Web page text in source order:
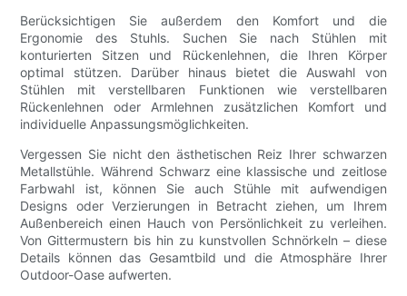
Berücksichtigen Sie außerdem den Komfort und die
Ergonomie des Stuhls. Suchen Sie nach Stühlen mit
konturierten Sitzen und Rückenlehnen, die Ihren Körper
optimal stützen. Darüber hinaus bietet die Auswahl von
Stühlen mit verstellbaren Funktionen wie verstellbaren
Rückenlehnen oder Armlehnen zusätzlichen Komfort und
individuelle Anpassungsmöglichkeiten.
Vergessen Sie nicht den ästhetischen Reiz Ihrer schwarzen
Metallstühle. Während Schwarz eine klassische und zeitlose
Farbwahl ist, können Sie auch Stühle mit aufwendigen
Designs oder Verzierungen in Betracht ziehen, um Ihrem
Außenbereich einen Hauch von Persönlichkeit zu verleihen.
Von Gittermustern bis hin zu kunstvollen Schnörkeln – diese
Details können das Gesamtbild und die Atmosphäre Ihrer
Outdoor-Oase aufwerten.